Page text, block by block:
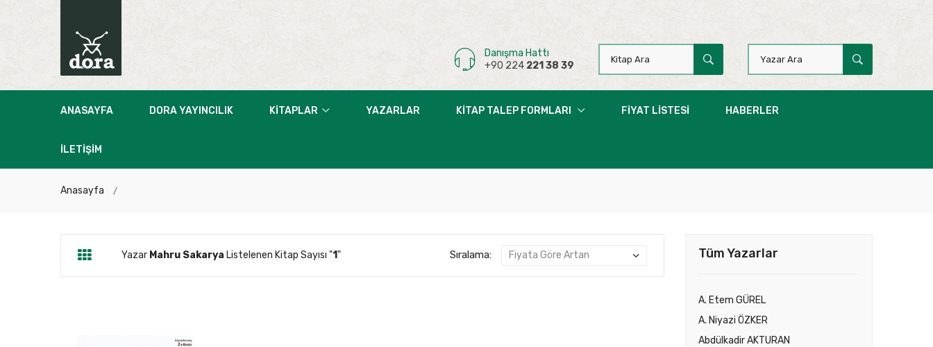
Danışma Hattı
+90 224 221 38 39
ANASAYFA DORA YAYINCILIK KITAPLAR YAZARLAR KITAP TALEP FORMLARI FIYAT LISTESI HABERLER
İLETIŞIM
Anasayfa
Yazar Mahru Sakarya Listelenen Kitap Sayısı "1" Sıralama: Tüm Yazarlar
A. Etem GÜREL
A. Niyazi ÖZKER
Abdülkadir AKTURAN